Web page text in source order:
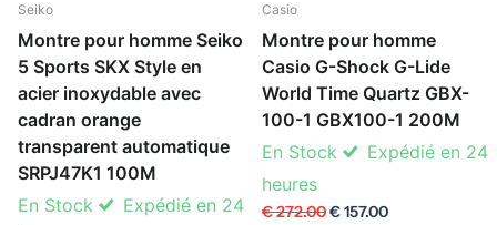
Seiko
Montre pour homme Seiko
5 Sports SKX Style en
acier inoxydable avec
cadran orange
transparent automatique
SRPJ47K1 100M
En Stock
Expédié en 24
Casio
Montre pour homme
Casio G-Shock G-Lide
World Time Quartz GBX-
100-1 GBX100-1 200M
En Stock
Expédié en 24
heures
€ 272.00€ 157.00